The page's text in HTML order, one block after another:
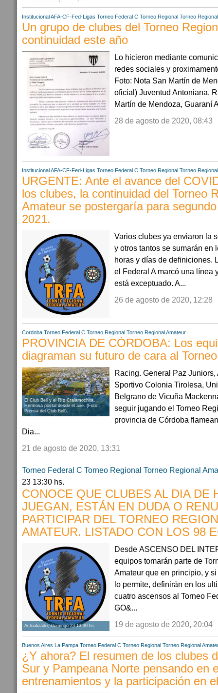
Institucional AFA-CF-Fed-Ligas Torneo Federal C Torneo Regional Torneo
Un grupo de clubes del Torneo
continuidad este año
Lo hicieron mediante
redes sociales y
Foto: Nota San Martín de
oficial) Juventud Antoniana,
Martín de Mendoza, Guaraní
28 de agosto de 2020, 08:43
Institucional AFA-CF-Fed-Ligas Torneo Federal C Torneo Regional Torneo
URGENTE: Ante el avance del
los clubes, la continuidad del Torneo
Amateur se postergaría para
2021.
Varios clubes ya enviaron la
y otros tantos se sumarán en
horas y días de definiciones.
el Federal A marcó una línea
está exceptuado. A...
26 de agosto de 2020, 12:28
Cordoba Torneo Federal C Torneo Regional Torneo Regional Amateur
PROVINCIA DE CÓRDOBA: Los
diagraman su futuro de cara al
El Club Bell y el Río Ctalamochita.
Hermosa postal desde el aire. (Foto:
Prensa del Club Bell).
Racing. General Paz
Sportivo Colonia Tirolesa,
Belgrano de Vicuña
seguir jugando el Torneo
provincia de Córdoba
Dia...
21 de agosto de 2020, 13:31
Torneo Federal C Torneo Regional Torneo Regional
23 13:30 hs.
CONOCE QUE CLUBES AL DIA DE
JUEGAN, ESTÁN EN DUDA O
PARTICIPAR DEL TORNEO
AMATEUR. LISTADO CON LOS 98
Actualizado, Domingo 23 13:30 hs.
Desde ASCENSO DEL
equipos tomarán parte de
Amateur que en principio, y
lo permite, definirán en los
cuatro ascensos al Torneo
GO&...
19 de agosto de 2020, 20:04
Buenos Aires La Pampa Torneo Federal C Torneo Regional Torneo Regional
¿Y ahora? El resumen de los clubes
Sur y Pampeana Norte pensando en
entrenamientos y la participación en